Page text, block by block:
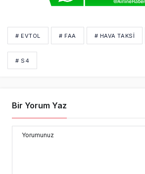
# EVTOL # FAA # HAVA TAKSI
# S4
Bir Yorum Yaz
Yorumunuz